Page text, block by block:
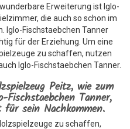
Erweiterung ist Iglo-
die auch so schon im
Iglo-Fischstaebchen Tanner
für der Erziehung. Um eine
zu schaffen, nutzen
Iglo-Fischstaebchen Tanner.
Peitz, wie zum
Tanner,
sein Nachkommen.
zu schaffen,